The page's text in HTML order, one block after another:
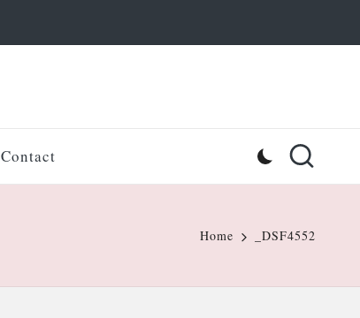
Contact
Home _DSF4552